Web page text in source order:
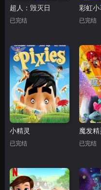
超人：毁灭日
已完结 已完结
小精灵
已完结
魔发精
已完结